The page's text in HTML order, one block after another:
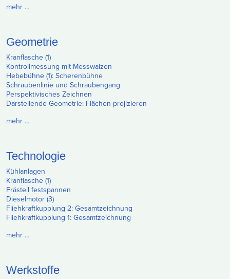
mehr …
Geometrie
Kranflasche (1)
Kontrollmessung mit Messwalzen
Hebebühne (1): Scherenbühne
Schraubenlinie und Schraubengang
Perspektivisches Zeichnen
Darstellende Geometrie: Flächen projizieren
mehr …
Technologie
Kühlanlagen
Kranflasche (1)
Frästeil festspannen
Dieselmotor (3)
Fliehkraftkupplung 2: Gesamtzeichnung
Fliehkraftkupplung 1: Gesamtzeichnung
mehr …
Werkstoffe